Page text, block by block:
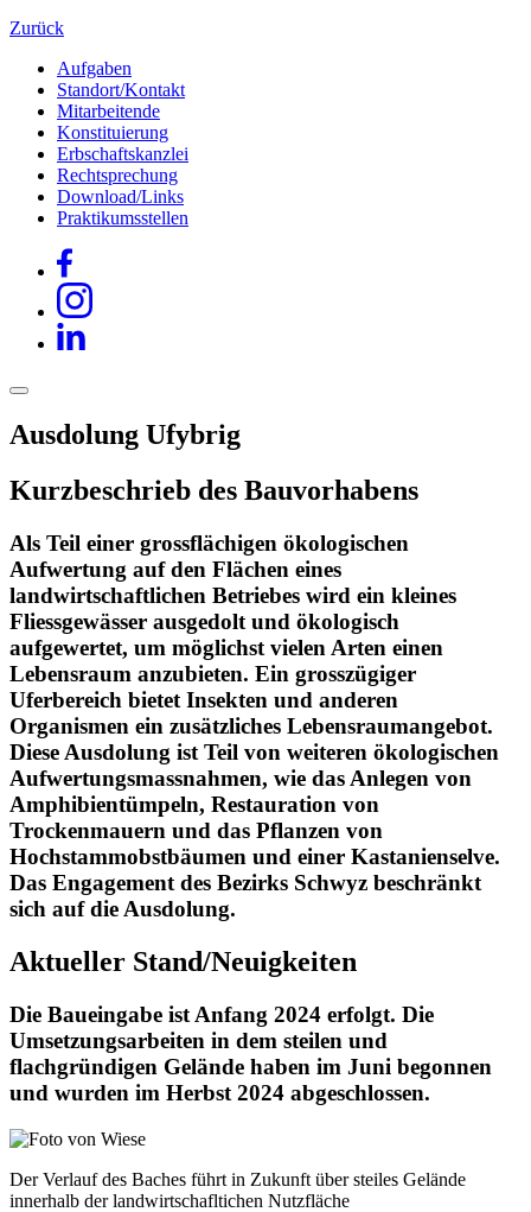
Zurück
Aufgaben
Standort/Kontakt
Mitarbeitende
Konstituierung
Erbschaftskanzlei
Rechtsprechung
Download/Links
Praktikumsstellen
Ausdolung Ufybrig
Kurzbeschrieb des Bauvorhabens
Als Teil einer grossflächigen ökologischen
Aufwertung auf den Flächen eines
landwirtschaftlichen Betriebes wird ein kleines
Fliessgewässer ausgedolt und ökologisch
aufgewertet, um möglichst vielen Arten einen
Lebensraum anzubieten. Ein grosszügiger
Uferbereich bietet Insekten und anderen
Organismen ein zusätzliches Lebensraumangebot.
Diese Ausdolung ist Teil von weiteren ökologischen
Aufwertungsmassnahmen, wie das Anlegen von
Amphibientümpeln, Restauration von
Trockenmauern und das Pflanzen von
Hochstammobstbäumen und einer Kastanienselve.
Das Engagement des Bezirks Schwyz beschränkt
sich auf die Ausdolung.
Aktueller Stand/Neuigkeiten
Die Baueingabe ist Anfang 2024 erfolgt. Die
Umsetzungsarbeiten in dem steilen und
flachgründigen Gelände haben im Juni begonnen
und wurden im Herbst 2024 abgeschlossen.
Der Verlauf des Baches führt in Zukunft über steiles Gelände
innerhalb der landwirtschafltichen Nutzfläche